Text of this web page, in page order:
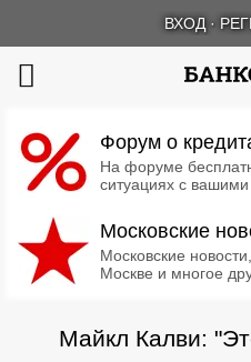
ВХОД ·
Форум о
На форуме
ситуациях с
Московские
Московские
Москве и многое
Майкл Калви: